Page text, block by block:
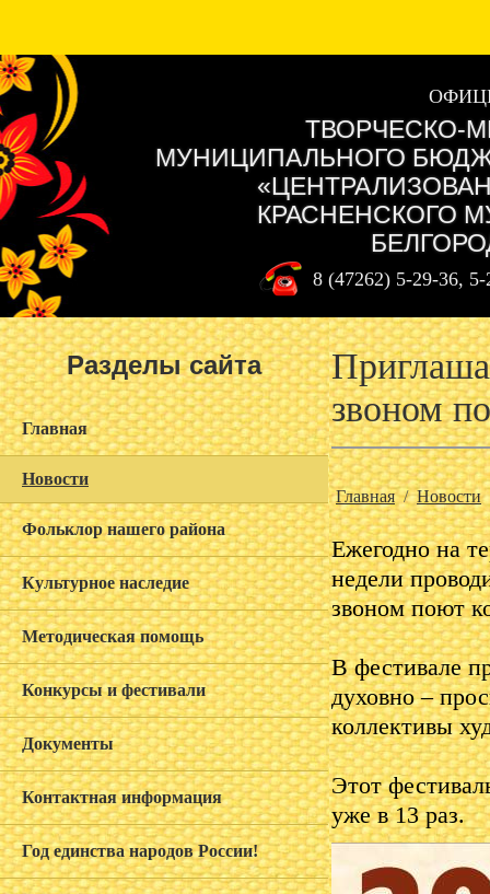
ТВОРЧЕСКО-
МУНИЦИПАЛЬНОГО
КРАСНЕНСКОГО
8 (47262) 5-29-36,
Разделы сайта
Главная
Новости
Фольклор нашего района
Культурное наследие
Методическая помощь
Конкурсы и фестивали
Документы
Контактная информация
Год единства народов России!
звоном
Главная / Новости
Ежегодно на
недели
звоном поют
В фестивале
духовно –
коллективы
Этот
уже в 13 раз.